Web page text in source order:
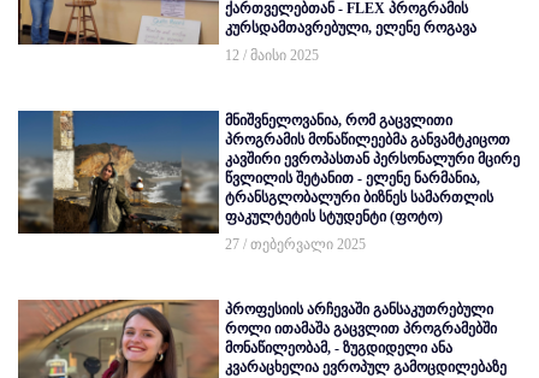
ქართველებთან - FLEX პროგრამის
კურსდამთავრებული, ელენე როგავა
12 / მაისი 2025
მნიშვნელოვანია, რომ გაცვლითი
პროგრამის მონაწილეებმა განვამტკიცოთ
კავშირი ევროპასთან პერსონალური მცირე
წვლილის შეტანით - ელენე ნარმანია,
ტრანსგლობალური ბიზნეს სამართლის
ფაკულტეტის სტუდენტი (ფოტო)
27 / თებერვალი 2025
პროფესიის არჩევაში განსაკუთრებული
როლი ითამაშა გაცვლით პროგრამებში
მონაწილეობამ, - ზუგდიდელი ანა
კვარაცხელია ევროპულ გამოცდილებაზე